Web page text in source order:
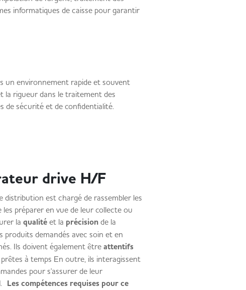
informatiques de caisse pour garantir
un environnement rapide et souvent
rigueur dans le traitement des
de sécurité et de confidentialité.
drive H/F
distribution est chargé de rassembler les
préparer en vue de leur collecte ou
la qualité et la précision de la
produits demandés avec soin et en
Ils doivent également être attentifs
à temps En outre, ils interagissent
pour s'assurer de leur
Les compétences requises pour ce